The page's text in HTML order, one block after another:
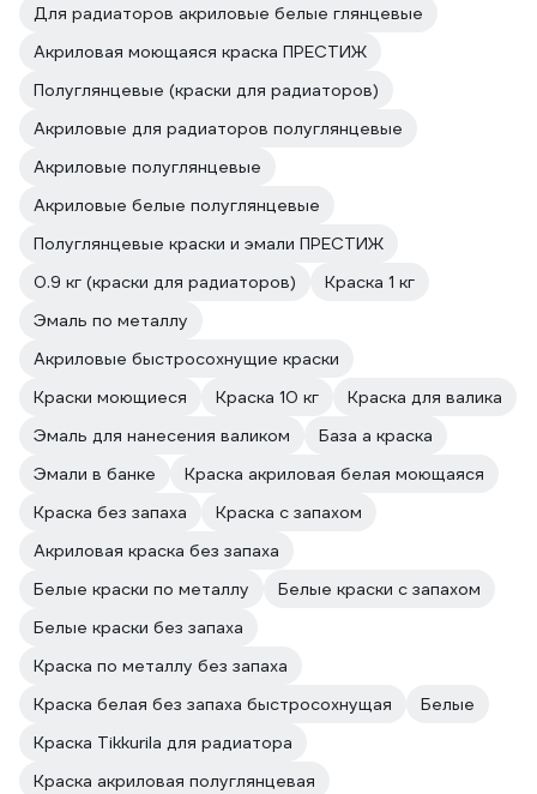
Для радиаторов акриловые белые глянцевые
Акриловая моющаяся краска ПРЕСТИЖ
Полуглянцевые (краски для радиаторов)
Акриловые для радиаторов полуглянцевые
Акриловые полуглянцевые
Акриловые белые полуглянцевые
Полуглянцевые краски и эмали ПРЕСТИЖ
0.9 кг (краски для радиаторов)
Краска 1 кг
Эмаль по металлу
Акриловые быстросохнущие краски
Краски моющиеся
Краска 10 кг
Краска для валика
Эмаль для нанесения валиком
База а краска
Эмали в банке
Краска акриловая белая моющаяся
Краска без запаха
Краска с запахом
Акриловая краска без запаха
Белые краски по металлу
Белые краски с запахом
Белые краски без запаха
Краска по металлу без запаха
Краска белая без запаха быстросохнущая
Белые
Краска Tikkurila для радиатора
Краска акриловая полуглянцевая